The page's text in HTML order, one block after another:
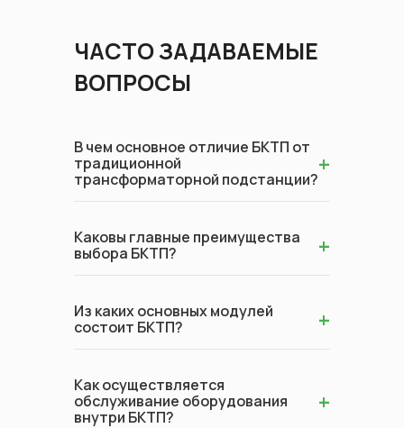
ЧАСТО ЗАДАВАЕМЫЕ
ВОПРОСЫ
В чем основное отличие БКТП от
традиционной
трансформаторной подстанции?
+
Каковы главные преимущества
выбора БКТП?
+
Из каких основных модулей
состоит БКТП?
+
Как осуществляется
обслуживание оборудования
внутри БКТП?
+